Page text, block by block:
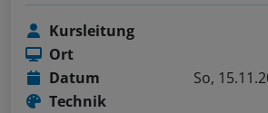
Kursleitung
Ort
Datum
So,
Technik